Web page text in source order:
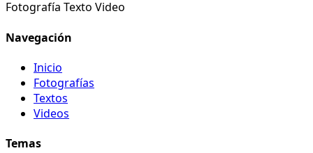
Fotografía Texto Video
Navegación
Inicio
Fotografías
Textos
Videos
Temas